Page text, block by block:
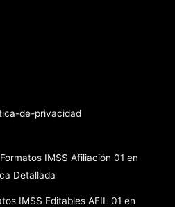
de-privacidad
IMSS Afiliación 01 en
Detallada
IMSS Editables AFIL 01 en